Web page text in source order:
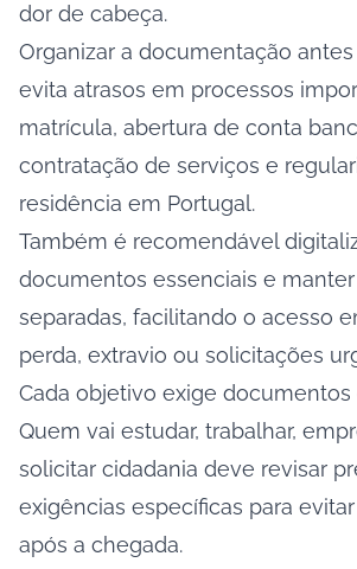
dor de cabeça.
Organizar a documentação
evita atrasos em processos
matrícula, abertura de conta
contratação de serviços e
residência em Portugal.
Também é recomendável
documentos essenciais e
separadas, facilitando o acesso
perda, extravio ou solicitações
Cada objetivo exige documentos
Quem vai estudar, trabalhar,
solicitar cidadania deve revisar
exigências específicas para
após a chegada.